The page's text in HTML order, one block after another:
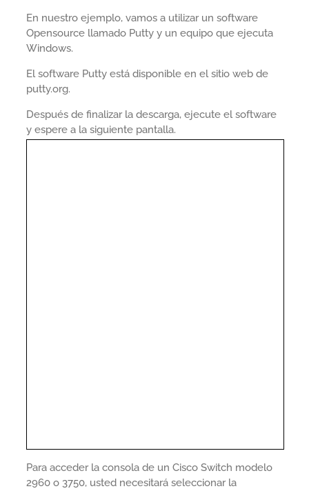
En nuestro ejemplo, vamos a utilizar un software
Opensource llamado Putty y un equipo que ejecuta
Windows.
El software Putty está disponible en el sitio web de
putty.org.
Después de finalizar la descarga, ejecute el software
y espere a la siguiente pantalla.
Para acceder la consola de un Cisco Switch modelo
2960 o 3750, usted necesitará seleccionar la